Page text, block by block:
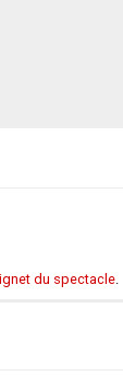
du spectacle.